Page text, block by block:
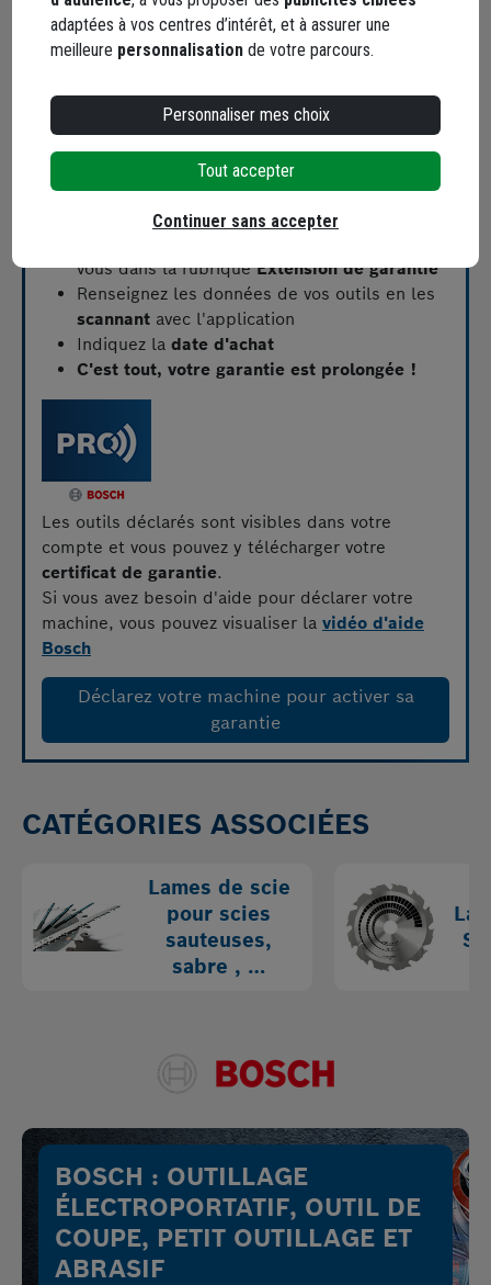
suivre :
Téléchargez l'application mobile PRO360
professional.com/fr/fr/pro360/etcréez votre
Si vous avez besoin d'aide pour créer votre
compte, vous pouvez visualiser lavidéo d'aide
vous dans la rubriqueExtension de garantie
Renseignez les données de vos outils en les
scannant avec l'application
Indiquez la date d'achat
C'est tout, votre garantie est prolongée !
Les outils déclarés sont visibles dans votre
compte et vous pouvez y télécharger votre
certificat de garantie.
Si vous avez besoin d'aide pour déclarer votre
machine, vous pouvez visualiser la vidéo d'aide
Bosch
Déclarez votre machine pour activer sa
garantie
CATÉGORIES ASSOCIÉES
Lames de scie
pour scies
sauteuses,
sabre , …
BOSCH : OUTILLAGE
ÉLECTROPORTATIF, OUTIL DE
COUPE, PETIT OUTILLAGE ET
ABRASIF
adaptées à vos centres d’intérêt, et à assurer une
meilleure personnalisation de votre parcours.
Personnaliser mes choix
Tout accepter
Continuer sans accepter